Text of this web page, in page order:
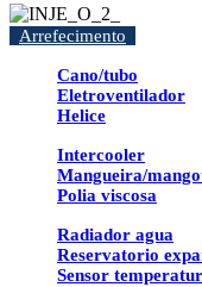
Arrefecimento
Cano/tubo
Eletroventilador
Helice
Intercooler
Mangueira/
Polia viscosa
Radiador agua
Reservatorio
Sensor